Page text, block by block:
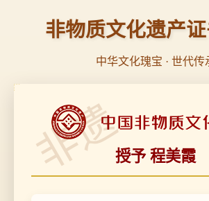
非物质文化遗产
中华文化瑰宝 · 世代传
非遗授予 程美霞